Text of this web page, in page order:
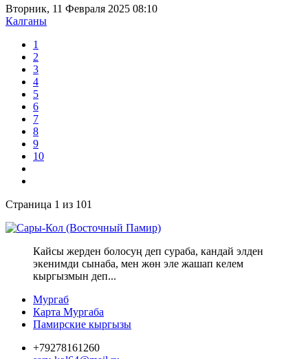
Вторник, 11 Февраля 2025 08:10
Калганы
1
2
3
4
5
6
7
8
9
10
Страница 1 из 101
Кайсы жерден болосуң деп сураба, кандай элден
экенимди сынаба, мен жөн эле жашап келем
кыргызмын деп...
Мургаб
Карта Мургаба
Памирские кыргызы
+79278161260